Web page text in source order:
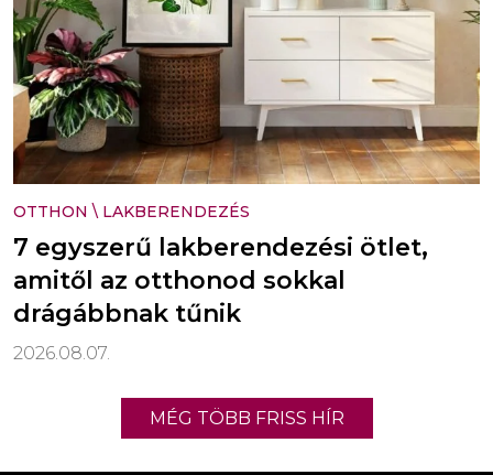
OTTHON \ LAKBERENDEZÉS
7 egyszerű lakberendezési ötlet,
amitől az otthonod sokkal
drágábbnak tűnik
2026.08.07.
MÉG TÖBB FRISS HÍR